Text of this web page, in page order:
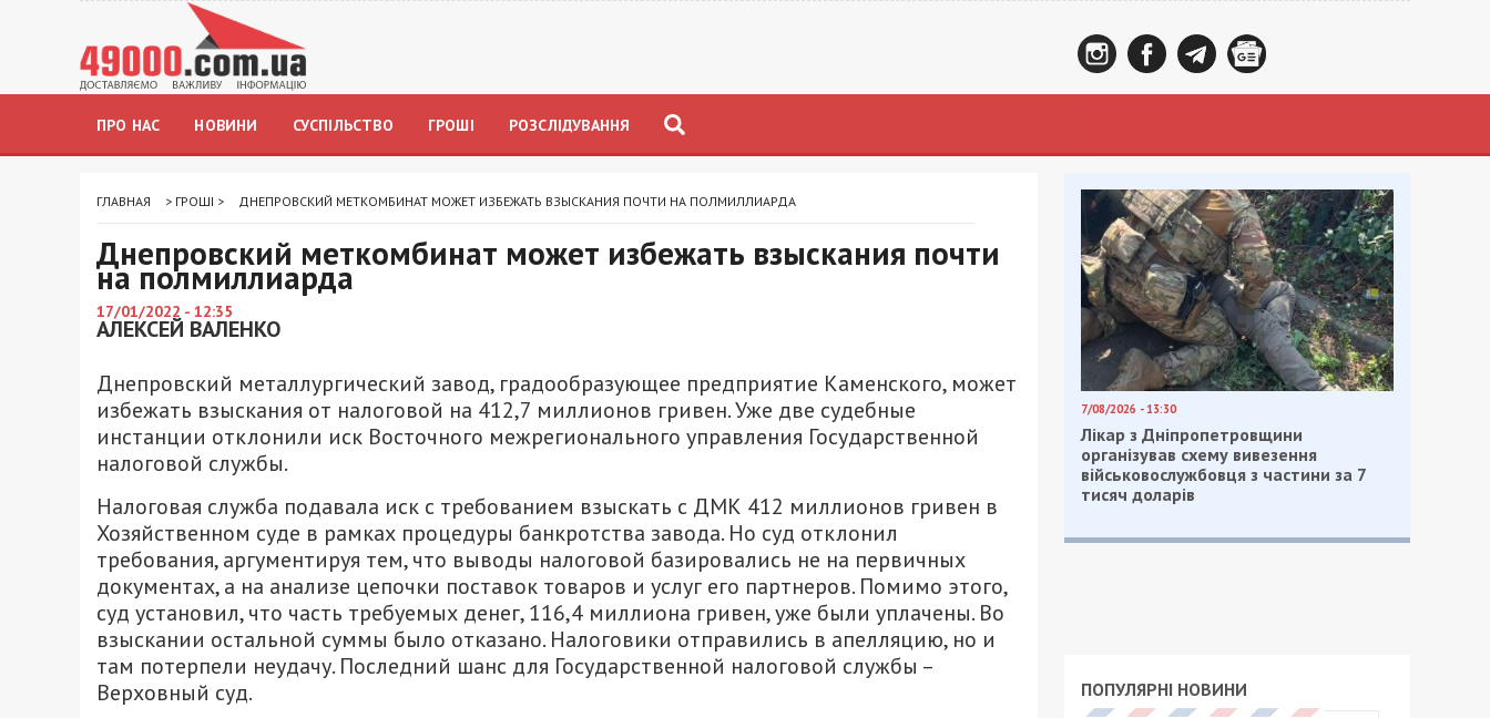
ПРО НАС НОВИНИ СУСПІЛЬСТВО ГРОШІ РОЗСЛІДУВАННЯ
ГЛАВНАЯ > ГРОШІ > ДНЕПРОВСКИЙ МЕТКОМБИНАТ МОЖЕТ ИЗБЕЖАТЬ ВЗЫСКАНИЯ ПОЧТИ НА ПОЛМИЛЛИАРДА
Днепровский меткомбинат может избежать взыскания почти
на полмиллиарда
17/01/2022 - 12:35
АЛЕКСЕЙ ВАЛЕНКО
Днепровский металлургический завод, градообразующее предприятие Каменского, может
избежать взыскания от налоговой на 412,7 миллионов гривен. Уже две судебные
инстанции отклонили иск Восточного межрегионального управления Государственной
налоговой службы.
Налоговая служба подавала иск с требованием взыскать с ДМК 412 миллионов гривен в
Хозяйственном суде в рамках процедуры банкротства завода. Но суд отклонил
требования, аргументируя тем, что выводы налоговой базировались не на первичных
документах, а на анализе цепочки поставок товаров и услуг его партнеров. Помимо этого,
суд установил, что часть требуемых денег, 116,4 миллиона гривен, уже были уплачены. Во
взыскании остальной суммы было отказано. Налоговики отправились в апелляцию, но и
там потерпели неудачу. Последний шанс для Государственной налоговой службы –
Верховный суд.
7/08/2026 - 13:30
Лікар з Дніпропетровщини
організував схему вивезення
військовослужбовця з частини за 7
тисяч доларів
ПОПУЛЯРНІ НОВИНИ